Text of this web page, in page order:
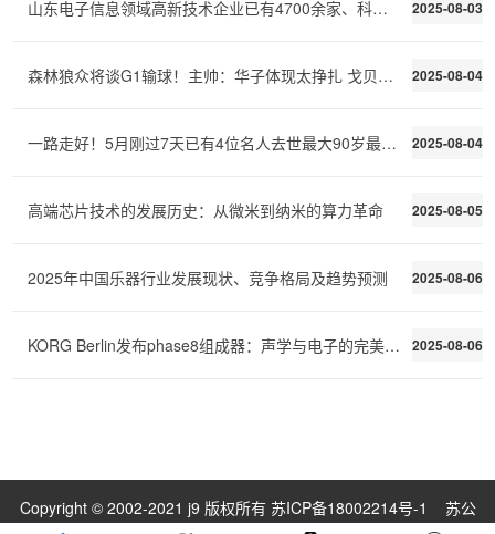
2025-08-03
山东电子信息领域高新技术企业已有4700余家、科技型中小企业达8800余家
2025-08-04
森林狼众将谈G1输球！主帅：华子体现太挣扎 戈贝尔：6天没竞赛了
2025-08-04
一路走好！5月刚过7天已有4位名人去世最大90岁最小44
2025-08-05
高端芯片技术的发展历史：从微米到纳米的算力革命
2025-08-06
2025年中国乐器行业发展现状、竞争格局及趋势预测
2025-08-06
KORG Berlin发布phase8组成器：声学与电子的完美交融下一年正式上市！
Copyright © 2002-2021 j9 版权所有 苏ICP备18002214号-1
苏公
网安备 32010402000039号 网站地图 sitemap